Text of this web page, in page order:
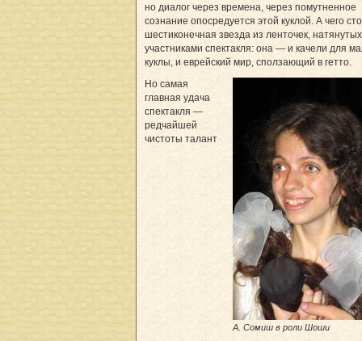
но диалог через времена, через помутненное
сознание опосредуется этой куклой. А чего
шестиконечная звезда из ленточек, натянутых
участниками спектакля: она — и качели для
куклы, и еврейский мир, сползающий в гетто.
А. Сомиш в роли Шоши
Но самая
главная удача
спектакля —
редчайшей
чистоты талант